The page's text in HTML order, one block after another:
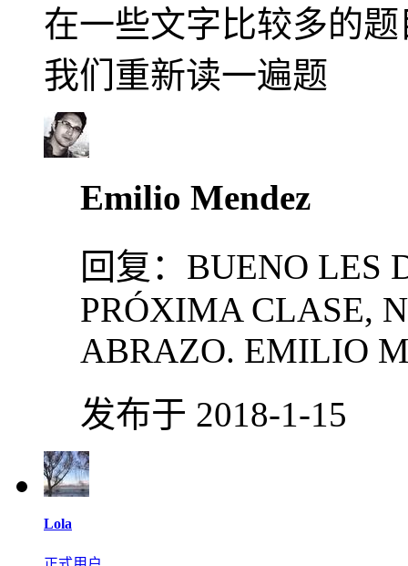
在一些文字比较多的
我们重新读一遍题
Emilio Mendez
回复： BUENO LES
PRÓXIMA CLASE,
ABRAZO. EMILIO
发布于 2018-1-15
Lola